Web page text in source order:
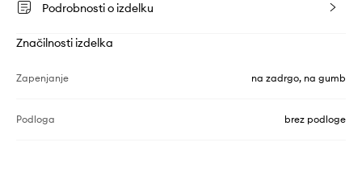
Podrobnosti o izdelku
Značilnosti izdelka
Zapenjanje na zadrgo, na gumb
Podloga brez podloge